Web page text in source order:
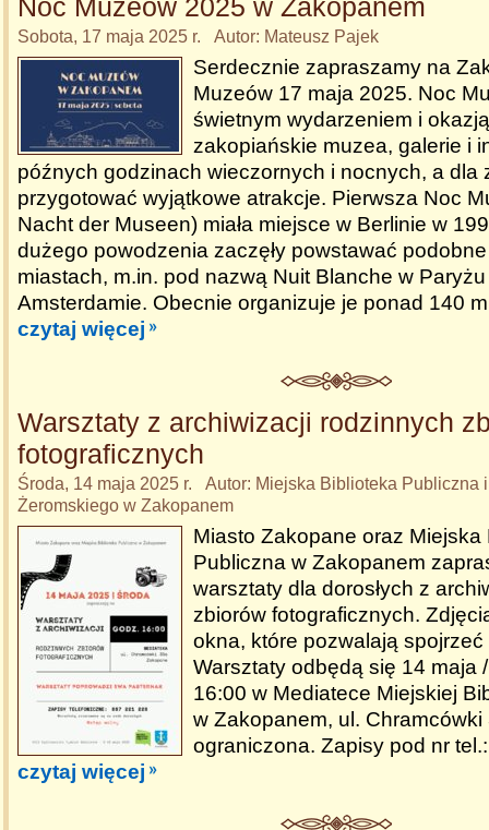
Noc Muzeów 2025 w Zakopanem
Sobota, 17 maja 2025 r. Autor: Mateusz Pajek
Serdecznie zapraszamy na
Muzeów 17 maja 2025. Noc
świetnym wydarzeniem i
zakopiańskie muzea, galerie i
późnych godzinach wieczornych i nocnych, a dla
przygotować wyjątkowe atrakcje. Pierwsza Noc
Nacht der Museen) miała miejsce w Berlinie w
dużego powodzenia zaczęły powstawać
miastach, m.in. pod nazwą Nuit Blanche w
Amsterdamie. Obecnie organizuje je ponad 140
czytaj więcej
Warsztaty z archiwizacji rodzinnych
fotograficznych
Środa, 14 maja 2025 r. Autor: Miejska Biblioteka Publiczna
Żeromskiego w Zakopanem
Miasto Zakopane oraz Miejska
Publiczna w Zakopanem
warsztaty dla dorosłych z
zbiorów fotograficznych.
okna, które pozwalają spojrzeć
Warsztaty odbędą się 14 maja
16:00 w Mediatece Miejskiej
w Zakopanem, ul.
ograniczona. Zapisy pod nr
czytaj więcej